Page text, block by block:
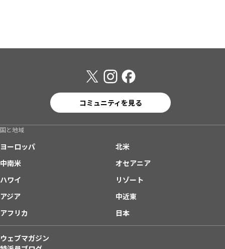
コミュニティを見る
国と地域
ヨーロッパ
北米
中南米
オセアニア
ハワイ
リゾート
アジア
中近東
アフリカ
日本
ウェブマガジン